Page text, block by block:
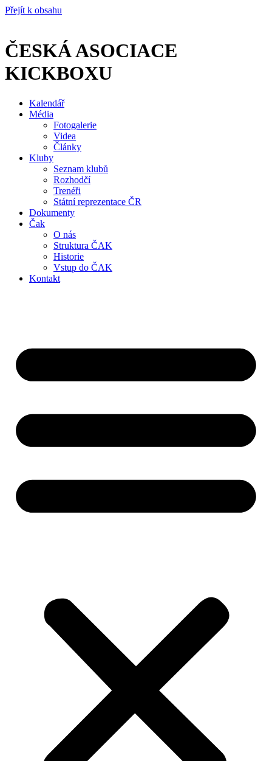
Přejít k obsahu
ČESKÁ ASOCIACE
KICKBOXU
Kalendář
Média
Fotogalerie
Videa
Články
Kluby
Seznam klubů
Rozhodčí
Trenéři
Státní reprezentace ČR
Dokumenty
Čak
O nás
Struktura ČAK
Historie
Vstup do ČAK
Kontakt